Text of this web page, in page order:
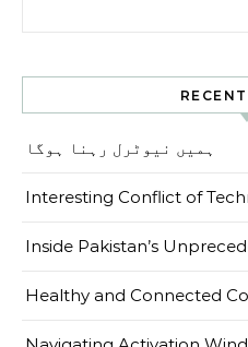
ہمیں نیوٹرل رہنا ہوگا
Interesting Conflict of
Inside Pakistan’s
Healthy and Connected